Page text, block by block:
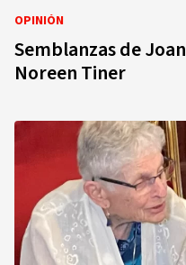
OPINIÓN
Semblanzas de
Noreen Tiner